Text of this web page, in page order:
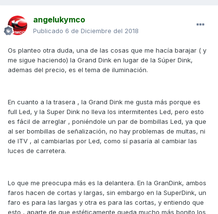
angelukymco
Publicado 6 de Diciembre del 2018
Os planteo otra duda, una de las cosas que me hacía barajar ( y
me sigue haciendo) la Grand Dink en lugar de la Súper Dink,
ademas del precio, es el tema de iluminación.
En cuanto a la trasera , la Grand Dink me gusta más porque es
full Led, y la Super Dink no lleva los intermitentes Led, pero esto
es fácil de arreglar , poniéndole un par de bombillas Led, ya que
al ser bombillas de señalización, no hay problemas de multas, ni
de ITV , al cambiarlas por Led, como sí pasaría al cambiar las
luces de carretera.
Lo que me preocupa más es la delantera. En la GranDink, ambos
faros hacen de cortas y largas, sin embargo en la SuperDink, un
faro es para las largas y otra es para las cortas, y entiendo que
esto , aparte de que estéticamente queda mucho más bonito los